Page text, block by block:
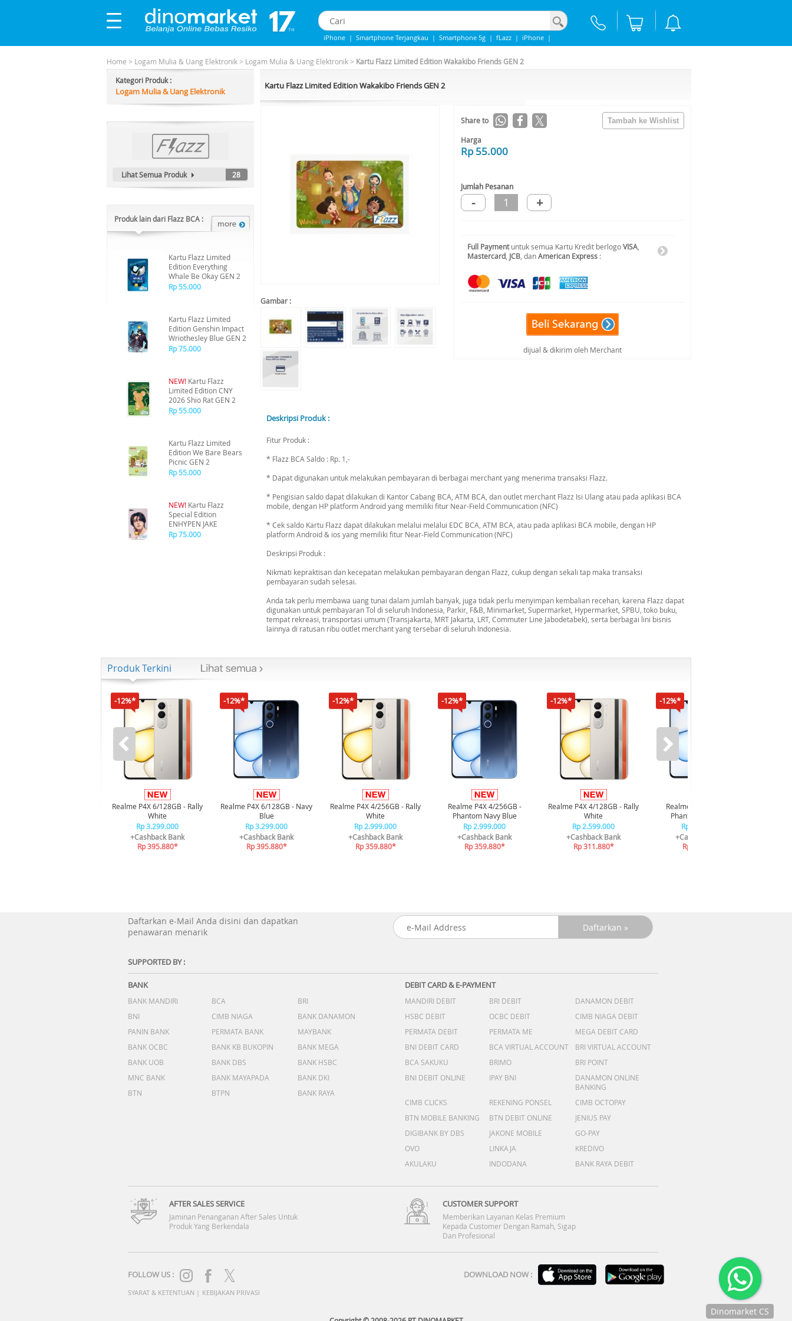
iPhone | Smartphone Terjangkau | Smartphone 5g | fLazz | iPhone |
Home > Logam Mulia & Uang Elektronik> Logam Mulia & Uang Elektronik> Kartu Flazz Limited Edition Wakakibo Friends GEN 2
Kategori Produk :
Logam Mulia & Uang Elektronik
Lihat Semua Produk 28
Produk lain dari Flazz BCA :
Kartu Flazz Limited
Edition Everything
Whale Be Okay GEN 2
Rp 55.000
Kartu Flazz Limited
Edition Genshin Impact
Wriothesley Blue GEN 2
Rp 75.000
NEW! Kartu Flazz
Limited Edition CNY
2026 Shio Rat GEN 2
Rp 55.000
Kartu Flazz Limited
Edition We Bare Bears
Picnic GEN 2
Rp 55.000
NEW! Kartu Flazz
Special Edition
ENHYPEN JAKE
Rp 75.000
Kartu Flazz Limited Edition Wakakibo Friends GEN 2
Gambar :
Share to
Harga
Rp 55.000
Jumlah Pesanan
- 1 +
Full Paymentuntuk semua Kartu Kredit berlogoVISA
Mastercard JCB , danAmerican Express :
dijual & dikirim oleh Merchant
Deskripsi Produk :
Fitur Produk :
* Flazz BCA Saldo : Rp. 1,-
* Dapat digunakan untuk melakukan pembayaran di berbagai merchant yang menerima transaksi Flazz.
* Pengisian saldo dapat dilakukan di Kantor Cabang BCA, ATM BCA, dan outlet merchant Flazz Isi Ulang atau pada aplikasi BCA
mobile, dengan HP platform Android yang memiliki fitur Near-Field Communication (NFC)
* Cek saldo Kartu Flazz dapat dilakukan melalui melalui EDC BCA, ATM BCA, atau pada aplikasi BCA mobile, dengan HP
platform Android & ios yang memiliki fitur Near-Field Communication (NFC)
Deskripsi Produk :
Nikmati kepraktisan dan kecepatan melakukan pembayaran dengan Flazz, cukup dengan sekali tap maka transaksi
pembayaran sudah selesai.
Anda tak perlu membawa uang tunai dalam jumlah banyak, juga tidak perlu menyimpan kembalian recehan, karena Flazz dapat
digunakan untuk pembayaran Tol di seluruh Indonesia, Parkir, F&B, Minimarket, Supermarket, Hypermarket, SPBU, toko buku,
tempat rekreasi, transportasi umum (Transjakarta, MRT Jakarta, LRT, Commuter Line Jabodetabek), serta berbagai lini bisnis
lainnya di ratusan ribu outlet merchant yang tersebar di seluruh Indonesia.
Produk Terkini
-12%*
Realme P4X 6/128GB - Rally
White
Rp 3.299.000
+Cashback Bank
Rp 395.880*
-12%*
Realme P4X 6/128GB - Navy
Blue
Rp 3.299.000
+Cashback Bank
Rp 395.880*
-12%*
Realme P4X 4/256GB - Rally
White
Rp 2.999.000
+Cashback Bank
Rp 359.880*
-12%*
Realme P4X 4/256GB -
Phantom Navy Blue
Rp 2.999.000
+Cashback Bank
Rp 359.880*
-12%*
Realme P4X 4/128GB - Rally
White
Rp 2.599.000
+Cashback Bank
Rp 311.880*
-12%*
Realme P4X 4/128GB -
Phantom Navy Blue
Rp 2.599.000
+Cashback Bank
Rp 311.880*
Daftarkan e-Mail Anda disini dan dapatkan
penawaran menarik
SUPPORTED BY :
BANK
BANK MANDIRI BCA
BRI
BNI
CIMB NIAGA
BANK DANAMON
PANIN BANK
PERMATA BANK
MAYBANK
BANK OCBC
BANK KB BUKOPIN
BANK MEGA
BANK UOB
BANK DBS
BANK HSBC
MNC BANK
BANK MAYAPADA
BANK DKI
BTN
BTPN BANK RAYA
DEBIT CARD & E-PAYMENT
MANDIRI DEBIT BRI DEBIT
DANAMON DEBIT
HSBC DEBIT
OCBC DEBIT
CIMB NIAGA DEBIT
PERMATA DEBIT
PERMATA ME
MEGA DEBIT CARD
BNI DEBIT CARD
BCA VIRTUAL ACCOUNT
BRI VIRTUAL ACCOUNT
BCA SAKUKU
BRIMO
BRI POINT
BNI DEBIT ONLINE
IPAY BNI
DANAMON ONLINE
BANKING
CIMB CLICKS
REKENING PONSEL
CIMB OCTOPAY
BTN MOBILE BANKING
BTN DEBIT ONLINE
JENIUS PAY
DIGIBANK BY DBS
JAKONE MOBILE
GO-PAY
OVO
LINKAJA
KREDIVO
AKULAKU
INDODANA BANK RAYA DEBIT
AFTER SALES SERVICE
Jaminan Penanganan After Sales Untuk
Produk Yang Berkendala
CUSTOMER SUPPORT
Memberikan Layanan Kelas Premium
Kepada Customer Dengan Ramah, Sigap
Dan Profesional
FOLLOW US : DOWNLOAD NOW :
SYARAT & KETENTUAN | KEBIJAKAN PRIVASI
Dinomarket CS